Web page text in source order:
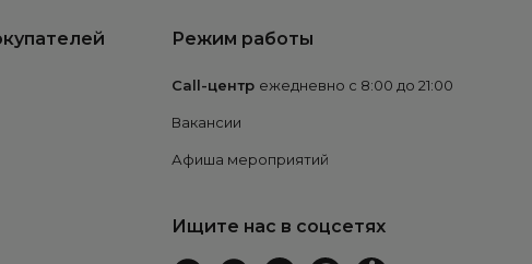
Режим работы
Call-центр ежедневно с 8:00 до 21:00
Вакансии
Афиша мероприятий
Ищите нас в соцсетях